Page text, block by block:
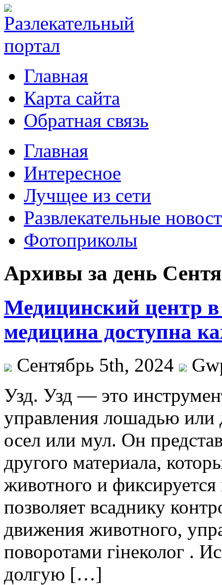
Главная
Карта сайта
Обратная связь
Главная
Интересное
Лучщее из сети
Развлекательные
Фотоприколы
Архивы за день
Медицинский центр
медицина доступна
Сентябрь 5th, 2024
Узд. Узд — этo
управления лошадью
осел или мул. Он
другого материала,
животного и
позволяет всаднику
движения животного,
поворотами гінеколог .
долгую […]